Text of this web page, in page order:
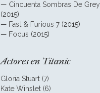
— Cincuenta Sombras De Grey
(2015)
— Fast & Furious 7 (2015)
— Focus (2015)
Actores en Titanic
Gloria Stuart (7)
Kate Winslet (6)